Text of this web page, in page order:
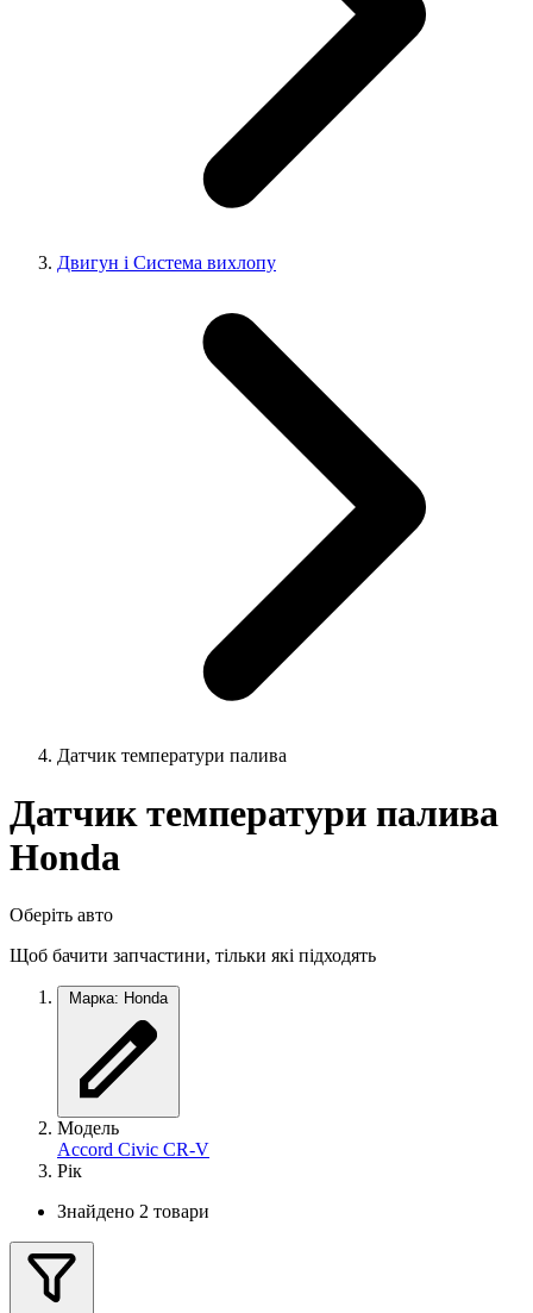
Двигун і Система вихлопу
Датчик температури палива
Датчик температури палива
Honda
Оберіть авто
Щоб бачити запчастини, тільки які підходять
Марка: Honda
Модель
Accord Civic CR-V
Рік
Знайдено 2 товари